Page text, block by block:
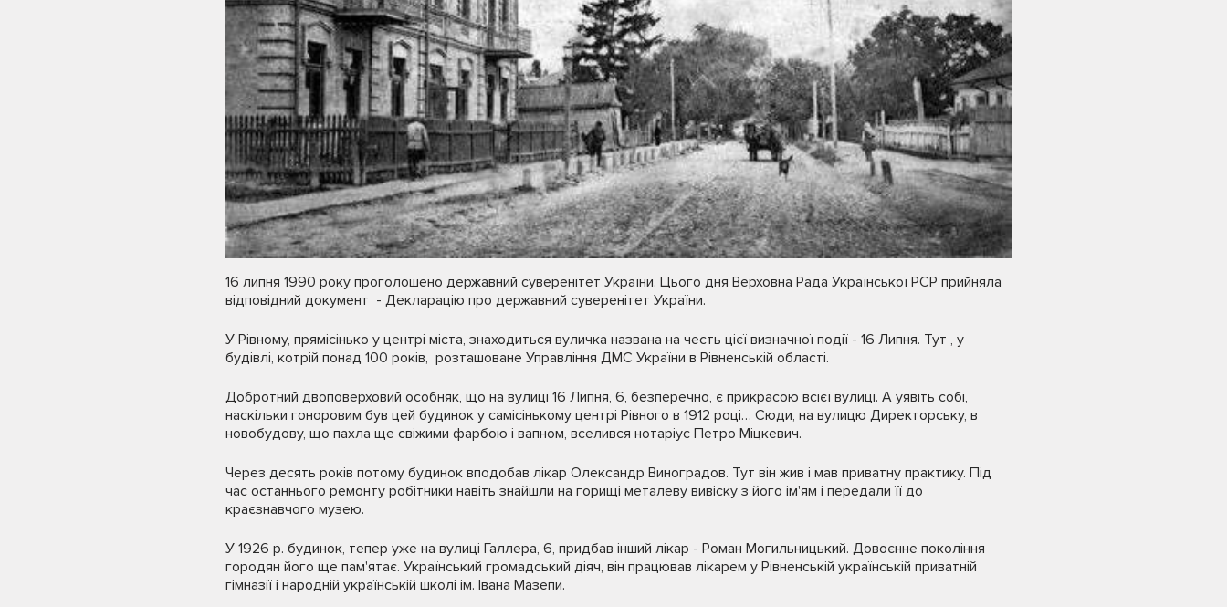
16 липня 1990 року проголошено державний суверенітет України. Цього дня Верховна Рада Української PCP прийняла
відповідний документ - Декларацію про державний суверенітет України.
У Рівному, прямісінько у центрі міста, знаходиться вуличка названа на честь цієї визначної події - 16 Липня. Тут , у
будівлі, котрій понад 100 років, розташоване Управління ДМС України в Рівненській області.
Добротний двоповерховий особняк, що на вулиці 16 Липня, 6, безпе­речно, є прикрасою всієї вулиці. А уявіть собі,
наскільки гоноровим був цей будинок у самісінькому центрі Рівно­го в 1912 році… Сюди, на вулицю Дирек­торську, в
новобудову, що пахла ще свіжими фарбою і вапном, вселився но­таріус Петро Міцкевич.
Через десять років потому будинок впо­добав лікар Олександр Виноградов. Тут він жив і мав приватну практику. Під
час останнього ремонту робітники навіть знай­шли на горищі металеву вивіску з його ім'ям і передали її до
краєзнавчого музею.
У 1926 р. будинок, тепер уже на вулиці Галлера, 6, придбав інший лікар - Роман Могильницький. Довоєнне покоління
горо­дян його ще пам'ятає. Український гро­мадський діяч, він працював лікарем у Рівненській українській приватній
гімназії і народній українській школі ім. Івана Мазе­пи.